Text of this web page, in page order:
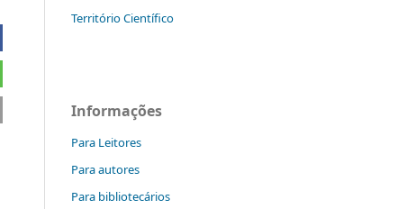
Território Científico
Informações
Para Leitores
Para autores
Para bibliotecários